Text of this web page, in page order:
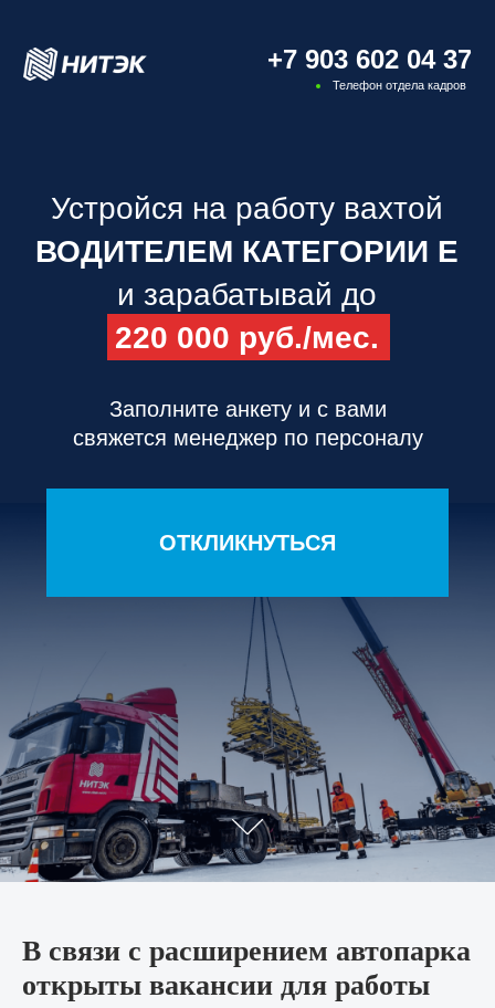
Телефон отдела кадров
Заполните анкету и с вами
свяжется менеджер по персоналу
и зарабатывай до
220 000 руб./мес.
В связи с расширением автопарка
открыты вакансии для работы